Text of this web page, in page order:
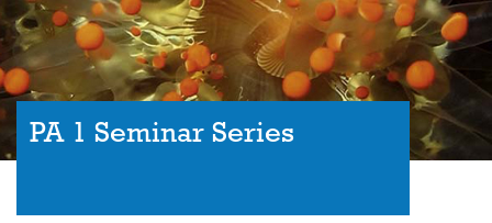
PA 1 Seminar Series